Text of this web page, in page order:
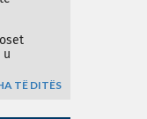
u
TË DITËS